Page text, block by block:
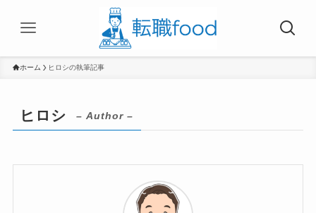
ホーム ヒロシの執筆記事
ヒロシ – Author –